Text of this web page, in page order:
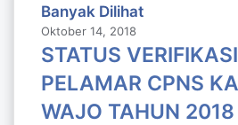
Banyak Dilihat
Oktober 14, 2018
STATUS
PELAMAR CPNS
WAJO TAHUN 2018